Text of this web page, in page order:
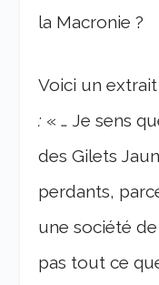
la Macronie ?
Voici un
: « … Je sens
des Gilets
perdants,
une société de
pas tout ce